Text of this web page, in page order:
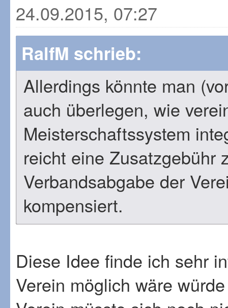
24.09.2015, 07:27
RalfM schrieb:
Allerdings könnte man
auch überlegen, wie
Meisterschaftssystem
reicht eine Zusatzgebühr
Verbandsabgabe der
kompensiert.
Diese Idee finde ich sehr
Verein möglich wäre